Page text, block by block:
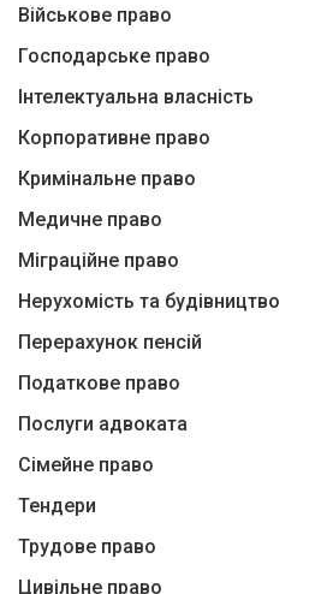
Військове право
Господарське право
Інтелектуальна власність
Корпоративне право
Кримінальне право
Медичне право
Міграційне право
Нерухомість та будівництво
Перерахунок пенсій
Податкове право
Послуги адвоката
Сімейне право
Тендери
Трудове право
Цивільне право